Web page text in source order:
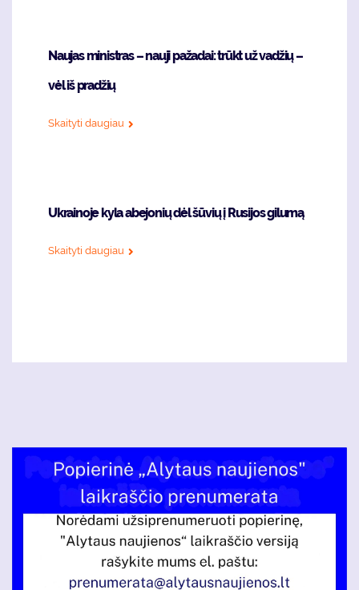
Naujas ministras – nauji pažadai: trūkt už vadžių –
vėl iš pradžių
Skaityti daugiau
Ukrainoje kyla abejonių dėl šūvių į Rusijos gilumą
Skaityti daugiau